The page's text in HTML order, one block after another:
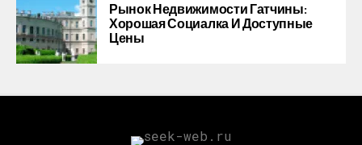
Рынок Недвижимости Гатчины:
Хорошая Социалка И Доступные
Цены